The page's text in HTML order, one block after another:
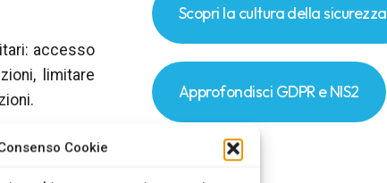
Cookie
accesso
limitare
l’accesso ai
e
Scopri la cultura della sicurezza
Approfondisci GDPR e NIS2